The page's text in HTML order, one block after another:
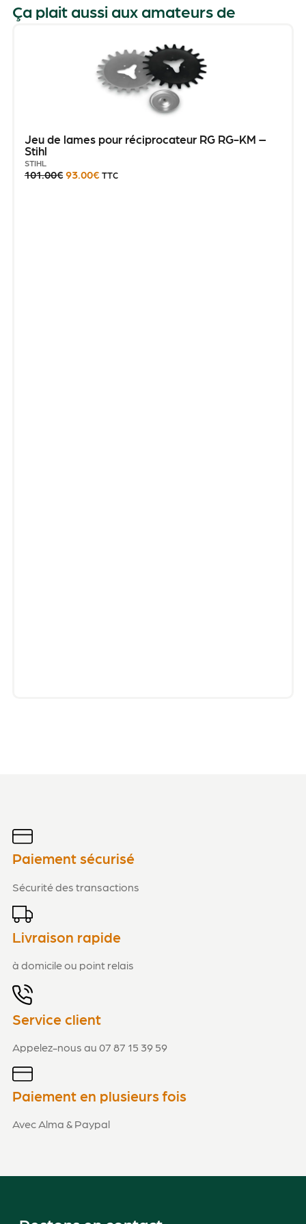
Ça plait aussi aux amateurs de
Jeu de lames pour réciprocateur RG RG-KM –
Stihl
STIHL
101.00€ 93.00€ TTC
Paiement sécurisé
Sécurité des transactions
Livraison rapide
à domicile ou point relais
Service client
Appelez-nous au 07 87 15 39 59
Paiement en plusieurs fois
Avec Alma & Paypal